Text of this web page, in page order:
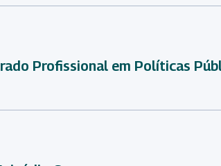
Profissional em Políticas